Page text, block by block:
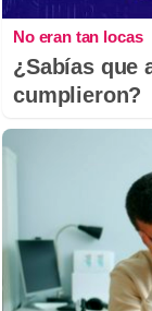
No eran tan locas
¿Sabías que
cumplieron?